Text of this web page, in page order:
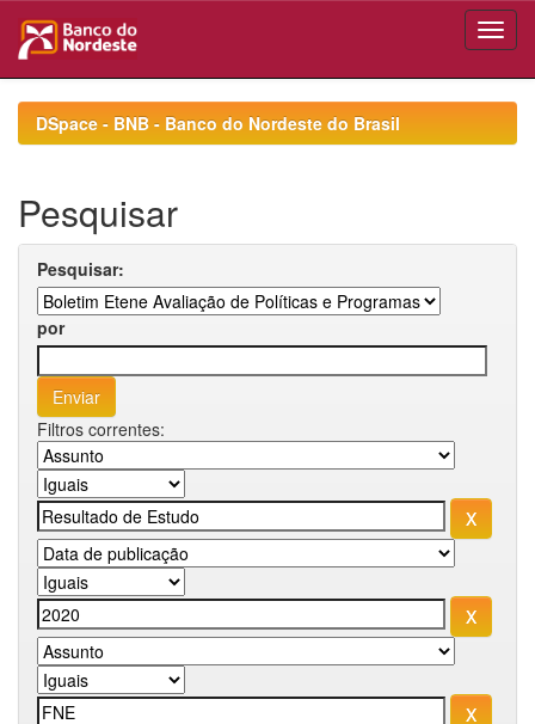
navigationDSpace - BNB - Banco do Nordeste do Brasil
Pesquisar
Pesquisar:
por
Filtros correntes: